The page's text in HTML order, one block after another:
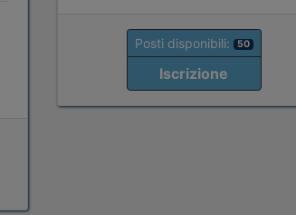
Posti disponibili: 50
Iscrizione